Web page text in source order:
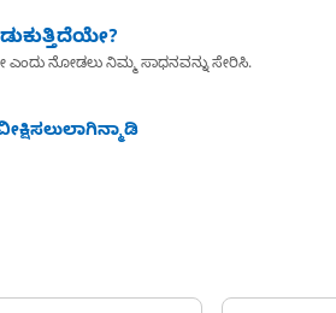
ನೋಡಲು ನಿಮ್ಮ ಸಾಧನವನ್ನು ಸೇರಿಸಿ.